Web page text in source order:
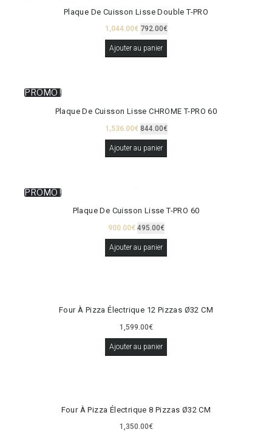
Plaque De Cuisson Lisse Double T-PRO
1,044.00€ 792.00€
Ajouter au panier
PROMO !
Plaque De Cuisson Lisse CHROME T-PRO 60
1,536.00€ 844.00€
Ajouter au panier
PROMO !
Plaque De Cuisson Lisse T-PRO 60
900.00€ 495.00€
Ajouter au panier
Four À Pizza Électrique 12 Pizzas Ø32 CM
1,599.00€
Ajouter au panier
Four À Pizza Électrique 8 Pizzas Ø32 CM
1,350.00€